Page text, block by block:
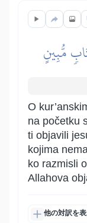
مُّبِينٍ
O
na početku
ti objavili
kojima
ko razmisli
Allahova
他の対訳を